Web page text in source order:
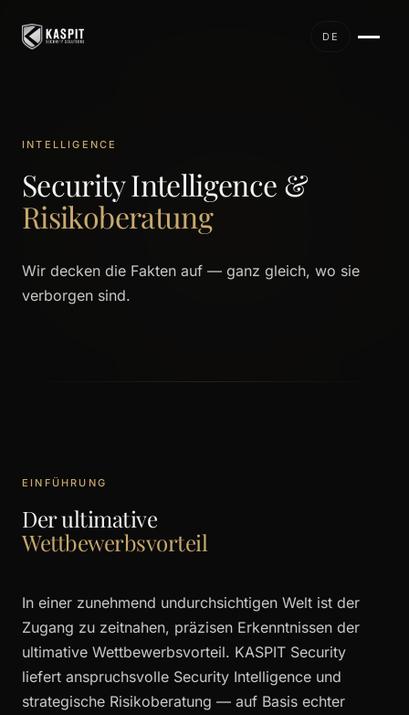
DE
INTELLIGENCE
Security Intelligence &
Risikoberatung
Wir decken die Fakten auf — ganz gleich, wo sie
verborgen sind.
EINFÜHRUNG
Der ultimative
Wettbewerbsvorteil
In einer zunehmend undurchsichtigen Welt ist der
Zugang zu zeitnahen, präzisen Erkenntnissen der
ultimative Wettbewerbsvorteil. KASPIT Security
liefert anspruchsvolle Security Intelligence und
strategische Risikoberatung — auf Basis echter